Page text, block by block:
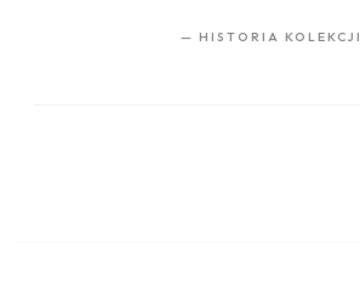
— HISTORIA KOLEKCJI